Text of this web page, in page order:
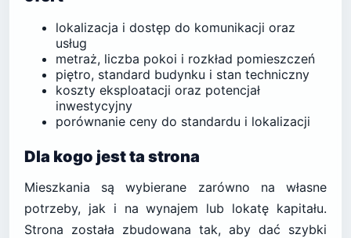
lokalizacja i dostęp do komunikacji oraz
usług
metraż, liczba pokoi i rozkład pomieszczeń
piętro, standard budynku i stan techniczny
koszty eksploatacji oraz potencjał
inwestycyjny
porównanie ceny do standardu i lokalizacji
Dla kogo jest ta strona
Mieszkania są wybierane zarówno na własne
potrzeby, jak i na wynajem lub lokatę kapitału.
Strona została zbudowana tak, aby dać szybki